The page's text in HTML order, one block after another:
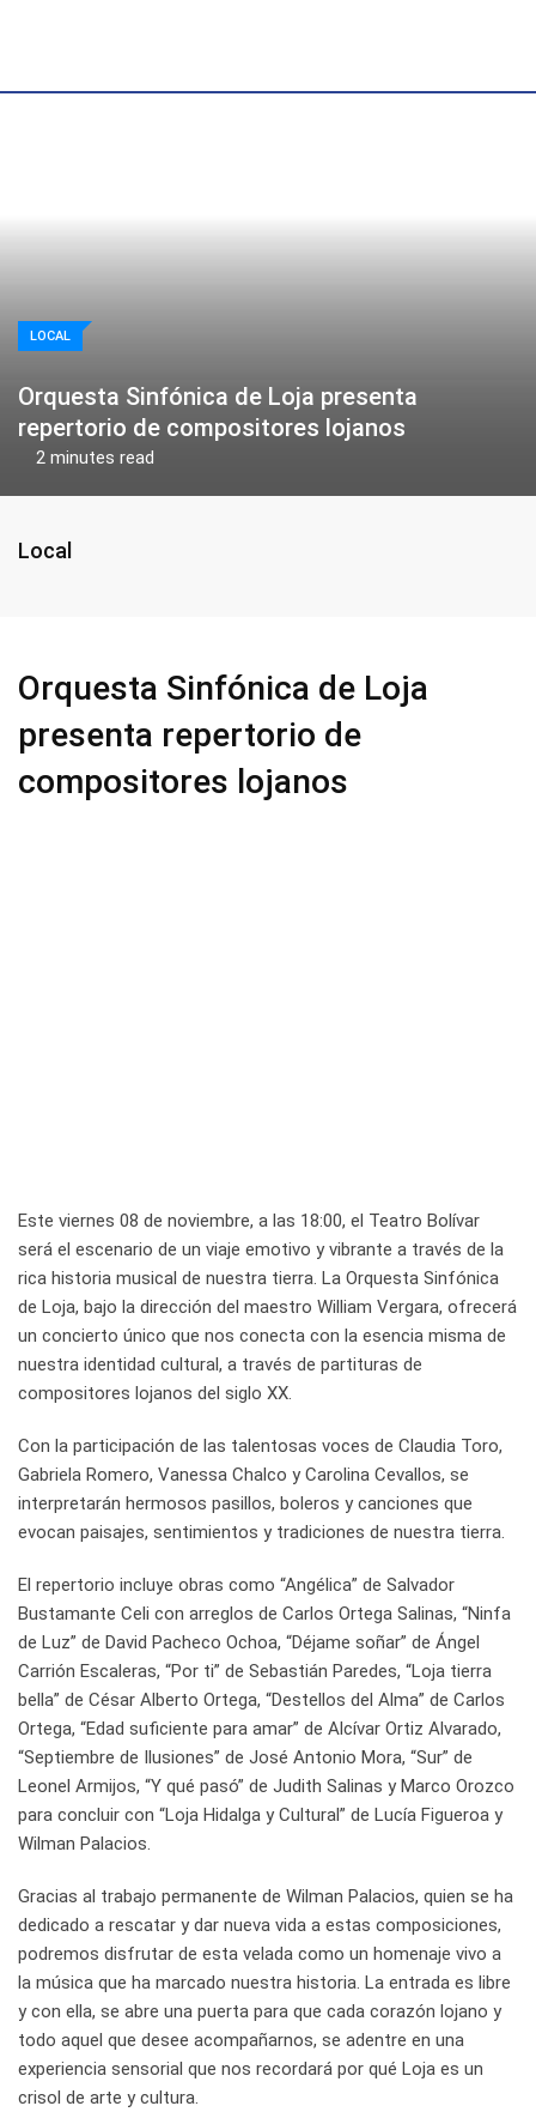
LOCAL
Orquesta Sinfónica de Loja presenta
repertorio de compositores lojanos
2 minutes read
Local
Orquesta Sinfónica de Loja
presenta repertorio de
compositores lojanos
Este viernes 08 de noviembre, a las 18:00, el Teatro Bolívar
será el escenario de un viaje emotivo y vibrante a través de la
rica historia musical de nuestra tierra. La Orquesta Sinfónica
de Loja, bajo la dirección del maestro William Vergara, ofrecerá
un concierto único que nos conecta con la esencia misma de
nuestra identidad cultural, a través de partituras de
compositores lojanos del siglo XX.
Con la participación de las talentosas voces de Claudia Toro,
Gabriela Romero, Vanessa Chalco y Carolina Cevallos, se
interpretarán hermosos pasillos, boleros y canciones que
evocan paisajes, sentimientos y tradiciones de nuestra tierra.
El repertorio incluye obras como “Angélica” de Salvador
Bustamante Celi con arreglos de Carlos Ortega Salinas, “Ninfa
de Luz” de David Pacheco Ochoa, “Déjame soñar” de Ángel
Carrión Escaleras, “Por ti” de Sebastián Paredes, “Loja tierra
bella” de César Alberto Ortega, “Destellos del Alma” de Carlos
Ortega, “Edad suficiente para amar” de Alcívar Ortiz Alvarado,
“Septiembre de Ilusiones” de José Antonio Mora, “Sur” de
Leonel Armijos, “Y qué pasó” de Judith Salinas y Marco Orozco
para concluir con “Loja Hidalga y Cultural” de Lucía Figueroa y
Wilman Palacios.
Gracias al trabajo permanente de Wilman Palacios, quien se ha
dedicado a rescatar y dar nueva vida a estas composiciones,
podremos disfrutar de esta velada como un homenaje vivo a
la música que ha marcado nuestra historia. La entrada es libre
y con ella, se abre una puerta para que cada corazón lojano y
todo aquel que desee acompañarnos, se adentre en una
experiencia sensorial que nos recordará por qué Loja es un
crisol de arte y cultura.